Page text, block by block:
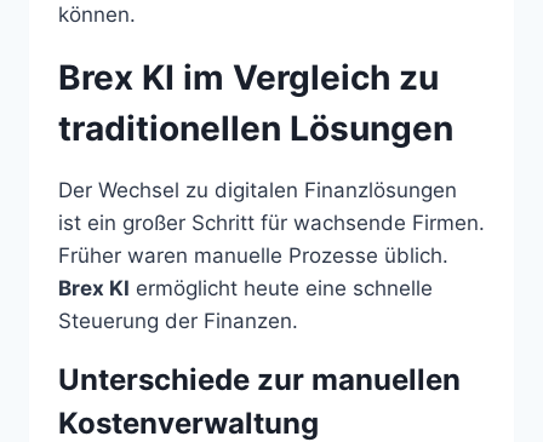
können.
Brex KI im Vergleich zu
traditionellen Lösungen
Der Wechsel zu digitalen Finanzlösungen
ist ein großer Schritt für wachsende Firmen.
Früher waren manuelle Prozesse üblich.
Brex KI ermöglicht heute eine schnelle
Steuerung der Finanzen.
Unterschiede zur manuellen
Kostenverwaltung